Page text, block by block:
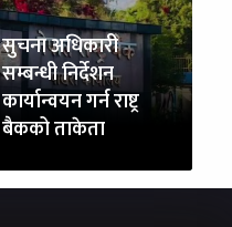
सुचना अधिकारी
सम्बन्धी निर्देशन
कार्यान्वयन गर्न राष्ट्र
बैकको ताकेता